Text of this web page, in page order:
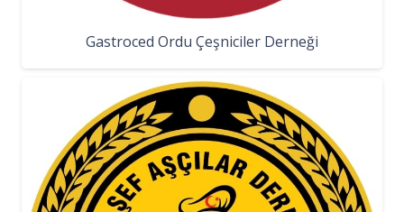
Gastroced Ordu Çeşniciler Derneği